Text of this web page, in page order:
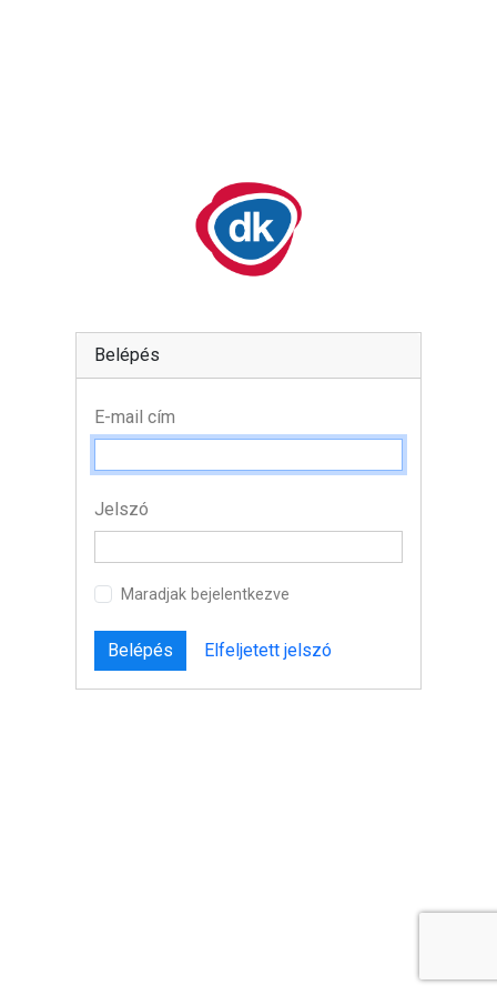
Belépés
E-mail cím
Jelszó
Maradjak bejelentkezve
Belépés Elfeljetett jelszó